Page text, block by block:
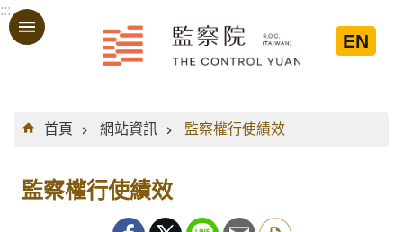
跳到主要內容區塊
:::
EN
:::
首頁
網站資訊 監察權行使績效
監察權行使績效